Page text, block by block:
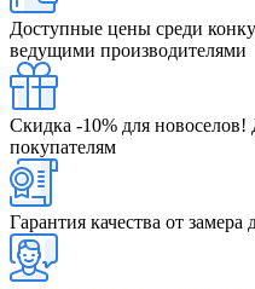
Доступные цены среди
ведущими производителями
Скидка -10% для новоселов!
покупателям
Гарантия качества от замера